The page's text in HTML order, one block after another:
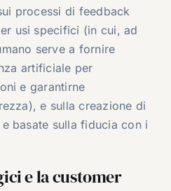
processi di feedback
usi specifici (in cui, ad
serve a fornire
artificiale per
e garantirne
e sulla creazione di
basate sulla fiducia con i
e la customer